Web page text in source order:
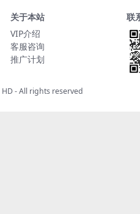
关于本站
VIP介绍
客服咨询
推广计划
联
HD- All rights reserved